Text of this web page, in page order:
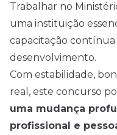
Trabalhar no
uma instituição
capacitação
desenvolvimento.
Com estabilidade,
real, este concurso
uma mudança
profissional e